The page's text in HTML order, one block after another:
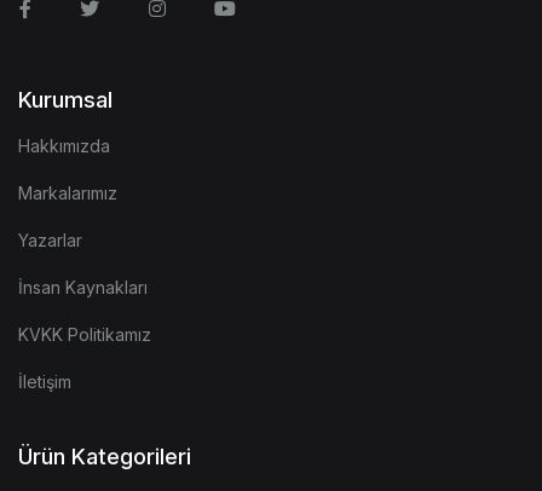
FacebookTwitterInstagramYoutube
Kurumsal
Hakkımızda
Markalarımız
Yazarlar
İnsan Kaynakları
KVKK Politikamız
İletişim
Ürün Kategorileri